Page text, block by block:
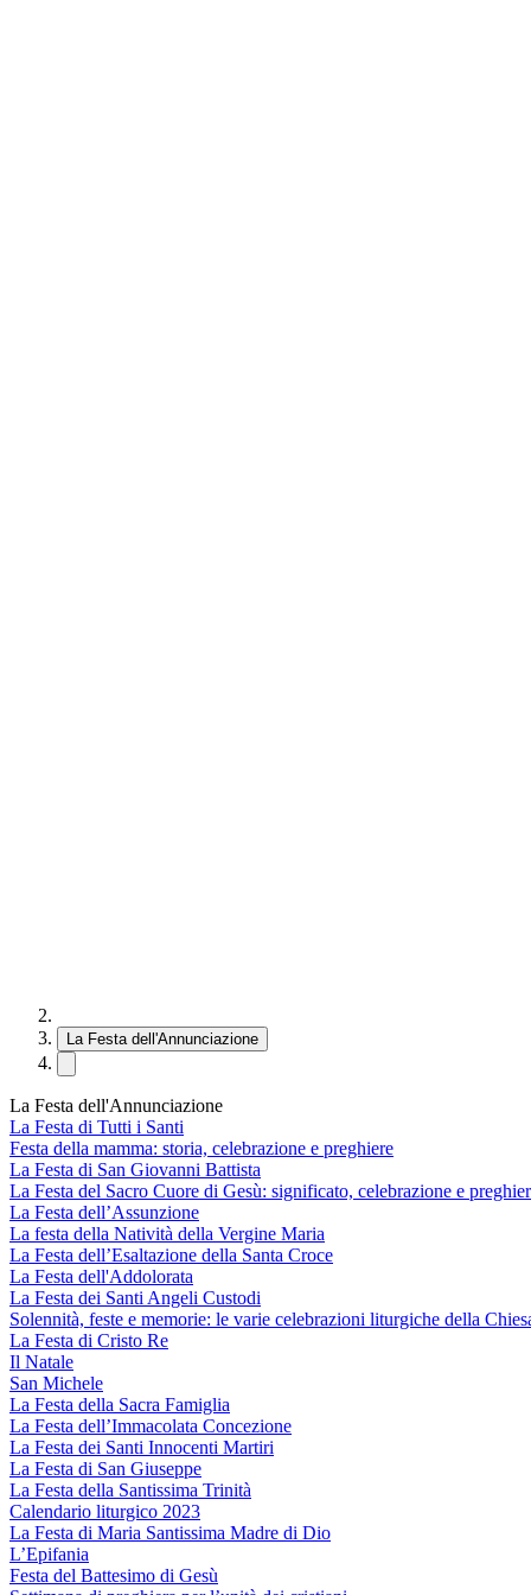
La Festa dell'Annunciazione
La Festa dell'Annunciazione
La Festa di Tutti i Santi
Festa della mamma: storia, celebrazione e preghiere
La Festa di San Giovanni Battista
La Festa del Sacro Cuore di Gesù: significato, celebrazione e
La Festa dell’Assunzione
La festa della Natività della Vergine Maria
La Festa dell’Esaltazione della Santa Croce
La Festa dell'Addolorata
La Festa dei Santi Angeli Custodi
Solennità, feste e memorie: le varie celebrazioni liturgiche della
La Festa di Cristo Re
Il Natale
San Michele
La Festa della Sacra Famiglia
La Festa dell’Immacolata Concezione
La Festa dei Santi Innocenti Martiri
La Festa di San Giuseppe
La Festa della Santissima Trinità
Calendario liturgico 2023
La Festa di Maria Santissima Madre di Dio
L’Epifania
Festa del Battesimo di Gesù